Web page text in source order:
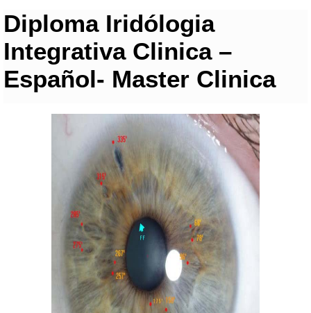
Diploma Iridólogia
Integrativa Clinica –
Español- Master Clinica